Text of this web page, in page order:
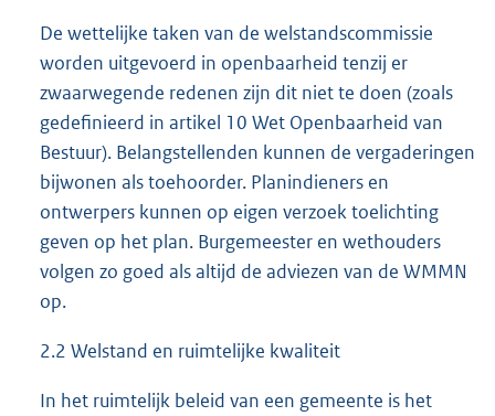
De wettelijke taken van de welstandscommissie
worden uitgevoerd in openbaarheid tenzij er
zwaarwegende redenen zijn dit niet te doen (zoals
gedefinieerd in artikel 10 Wet Openbaarheid van
Bestuur). Belangstellenden kunnen de vergaderingen
bijwonen als toehoorder. Planindieners en
ontwerpers kunnen op eigen verzoek toelichting
geven op het plan. Burgemeester en wethouders
volgen zo goed als altijd de adviezen van de WMMN
op.
2.2 Welstand en ruimtelijke kwaliteit
In het ruimtelijk beleid van een gemeente is het